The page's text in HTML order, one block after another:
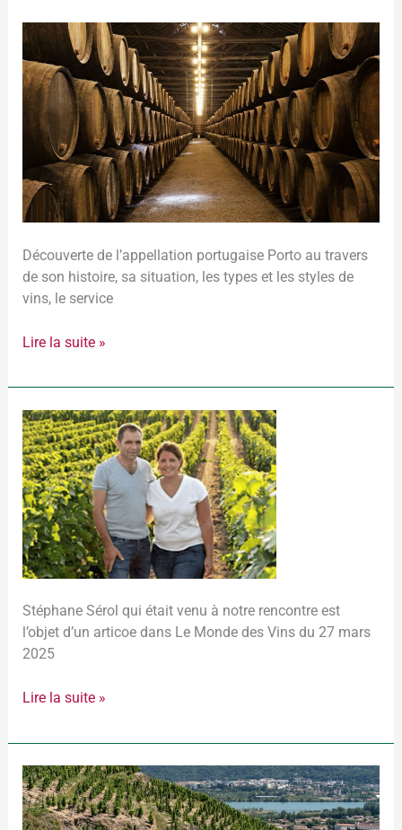
Découverte de l’appellation portugaise Porto au travers
de son histoire, sa situation, les types et les styles de
vins, le service
Une
appellation
:
le
de
Porto
Lire la suite »
Stéphane Sérol qui était venu à notre rencontre est
l’objet d’un articoe dans Le Monde des Vins du 27 mars
2025
Stéphane
Sérol,
emblème
de
la
côte
roannaise
Lire la suite »
2025-
03-
28